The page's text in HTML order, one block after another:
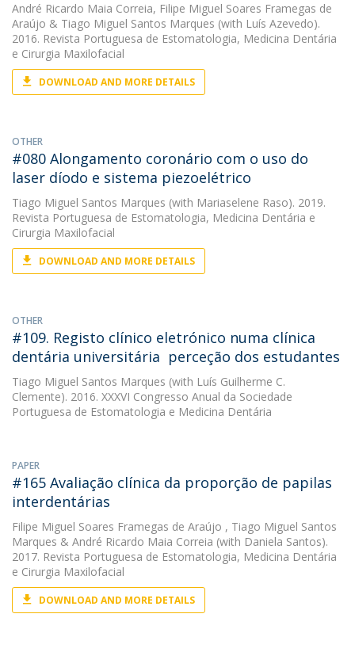
André Ricardo Maia Correia, Filipe Miguel Soares Framegas de
Araújo & Tiago Miguel Santos Marques (with Luís Azevedo).
2016. Revista Portuguesa de Estomatologia, Medicina Dentária
e Cirurgia Maxilofacial
DOWNLOAD AND MORE DETAILS
OTHER
#080 Alongamento coronário com o uso do
laser díodo e sistema piezoelétrico
Tiago Miguel Santos Marques (with Mariaselene Raso). 2019.
Revista Portuguesa de Estomatologia, Medicina Dentária e
Cirurgia Maxilofacial
DOWNLOAD AND MORE DETAILS
OTHER
#109. Registo clínico eletrónico numa clínica
dentária universitária  perceção dos estudantes
Tiago Miguel Santos Marques (with Luís Guilherme C.
Clemente). 2016. XXXVI Congresso Anual da Sociedade
Portuguesa de Estomatologia e Medicina Dentária
PAPER
#165 Avaliação clínica da proporção de papilas
interdentárias
Filipe Miguel Soares Framegas de Araújo , Tiago Miguel Santos
Marques & André Ricardo Maia Correia (with Daniela Santos).
2017. Revista Portuguesa de Estomatologia, Medicina Dentária
e Cirurgia Maxilofacial
DOWNLOAD AND MORE DETAILS